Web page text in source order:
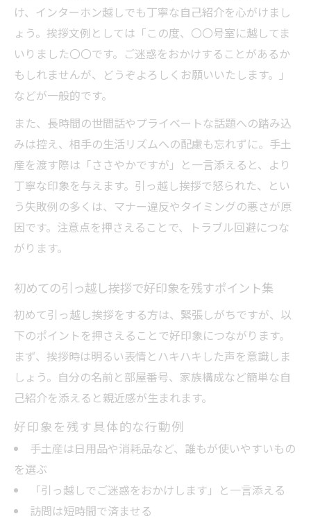
心配無用の引っ越し挨拶マナー徹底解説
引っ越し時ご近所挨拶で守るべき基本マナ
ー
ご近所へ失礼にならない挨拶のポイント特
集
引っ越しで怒られないご近所挨拶の注意点
ご近所との信頼関係を築く引っ越しマナー
術
引っ越し挨拶のマナー違反を防ぐ事前チェ
ック
引っ越し挨拶トラブル回避のための注意事項
と対策
ツ
引っ越し後に怒られた経験から学ぶ注意点
ご近所挨拶で起こりやすい誤解を回避する
方法
工夫
け、インターホン越しでも丁寧な自己紹介を心がけまし
ょう。挨拶文例としては「この度、〇〇号室に越してま
いりました〇〇です。ご迷惑をおかけすることがあるか
もしれませんが、どうぞよろしくお願いいたします。」
などが一般的です。
また、長時間の世間話やプライベートな話題への踏み込
みは控え、相手の生活リズムへの配慮も忘れずに。手土
産を渡す際は「ささやかですが」と一言添えると、より
丁寧な印象を与えます。引っ越し挨拶で怒られた、とい
う失敗例の多くは、マナー違反やタイミングの悪さが原
因です。注意点を押さえることで、トラブル回避につな
がります。
初めての引っ越し挨拶で好印象を残すポイント集
初めて引っ越し挨拶をする方は、緊張しがちですが、以
下のポイントを押さえることで好印象につながります。
まず、挨拶時は明るい表情とハキハキした声を意識しま
しょう。自分の名前と部屋番号、家族構成など簡単な自
己紹介を添えると親近感が生まれます。
好印象を残す具体的な行動例
手土産は日用品や消耗品など、誰もが使いやすいもの
を選ぶ
「引っ越しでご迷惑をおかけします」と一言添える
訪問は短時間で済ませる